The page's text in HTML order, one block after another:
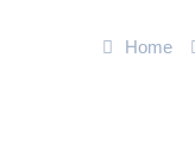
Home